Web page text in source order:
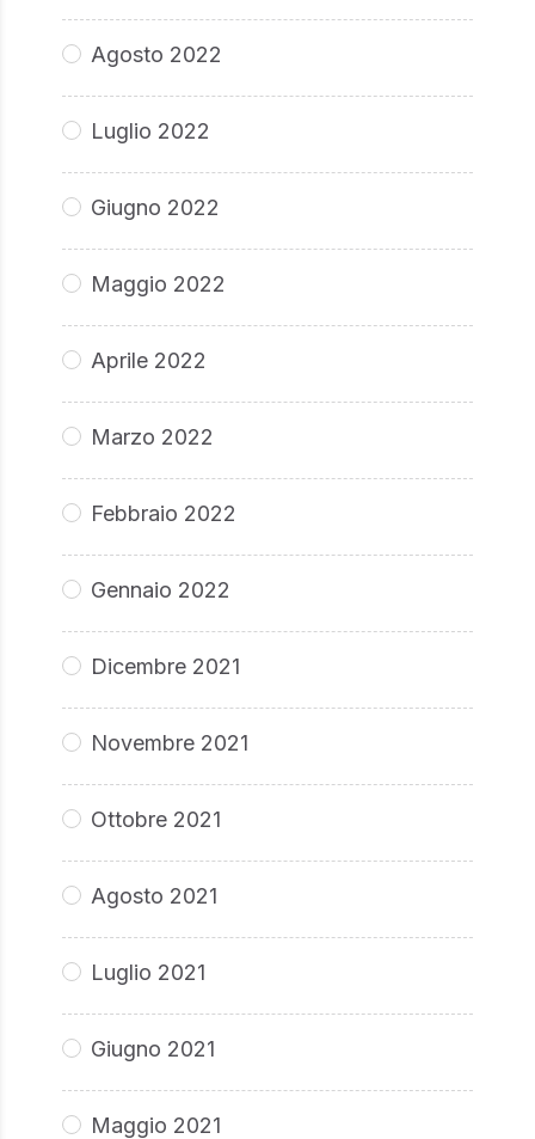
Agosto 2022
Luglio 2022
Giugno 2022
Maggio 2022
Aprile 2022
Marzo 2022
Febbraio 2022
Gennaio 2022
Dicembre 2021
Novembre 2021
Ottobre 2021
Agosto 2021
Luglio 2021
Giugno 2021
Maggio 2021